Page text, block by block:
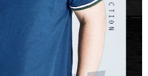
該用戶之使用額度並採取法律行動。